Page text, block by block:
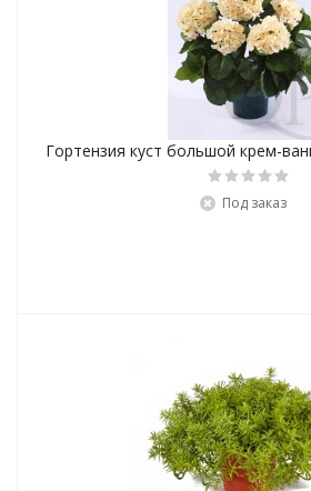
Гортензия куст большой крем-
Под заказ